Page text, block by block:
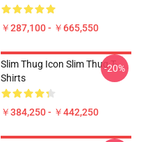
￥287,100 - ￥665,550
Slim Thug Icon Slim Thug T-
Shirts
￥384,250 - ￥442,250
-20%